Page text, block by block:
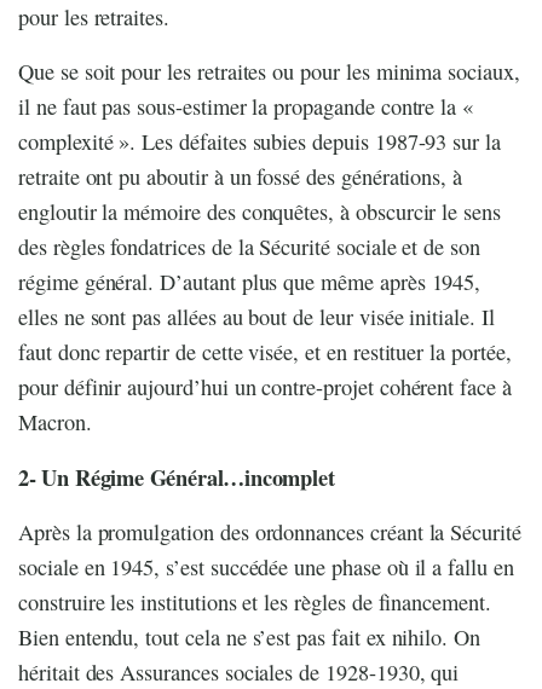
pour les retraites.
Que se soit pour les retraites ou pour les minima sociaux,
il ne faut pas sous-estimer la propagande contre la «
complexité ». Les défaites subies depuis 1987-93 sur la
retraite ont pu aboutir à un fossé des générations, à
engloutir la mémoire des conquêtes, à obscurcir le sens
des règles fondatrices de la Sécurité sociale et de son
régime général. D’autant plus que même après 1945,
elles ne sont pas allées au bout de leur visée initiale. Il
faut donc repartir de cette visée, et en restituer la portée,
pour définir aujourd’hui un contre-projet cohérent face à
Macron.
2- Un Régime Général…incomplet
Après la promulgation des ordonnances créant la Sécurité
sociale en 1945, s’est succédée une phase où il a fallu en
construire les institutions et les règles de financement.
Bien entendu, tout cela ne s’est pas fait ex nihilo. On
héritait des Assurances sociales de 1928-1930, qui